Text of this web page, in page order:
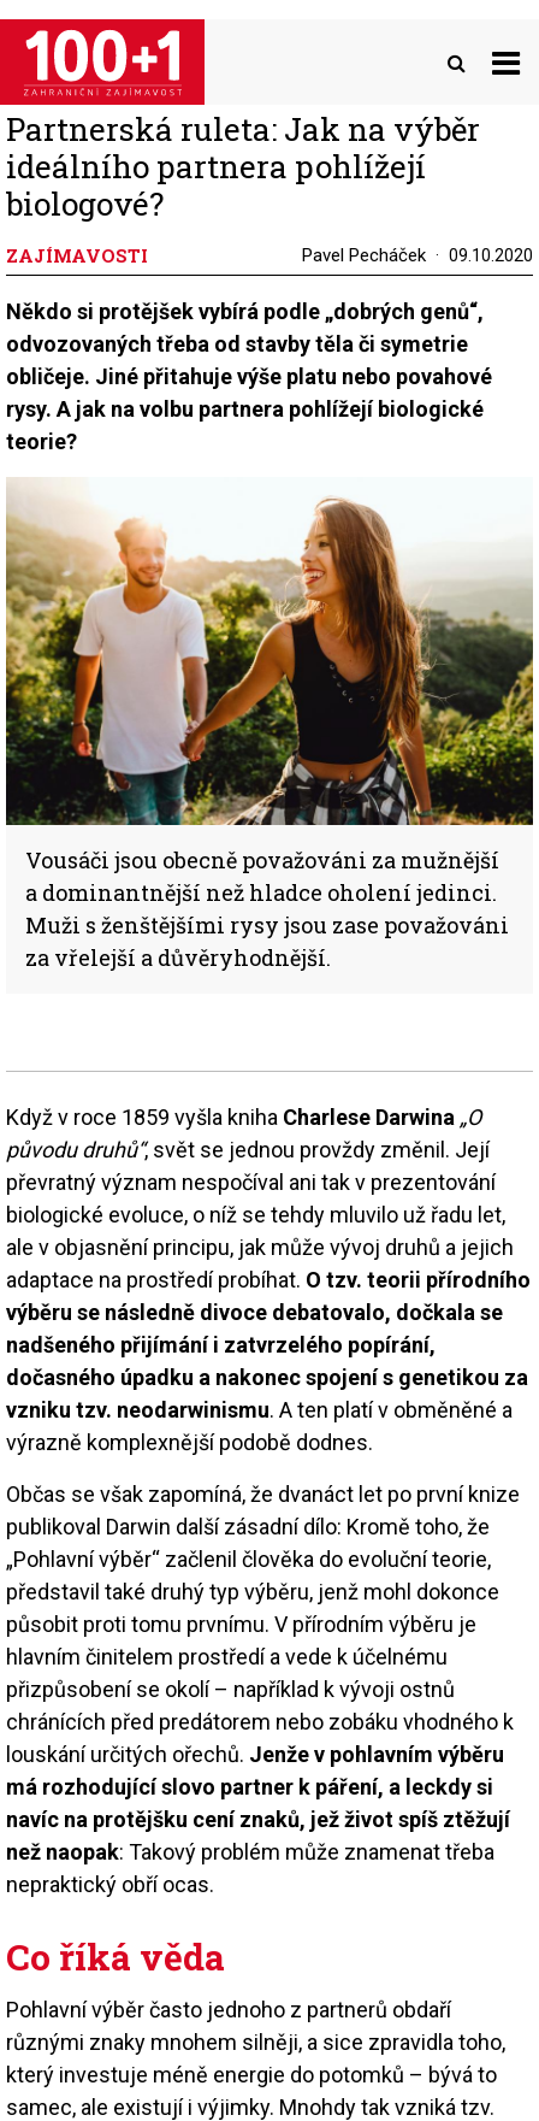
Přejít
hlavnímu
obsahu
Partnerská ruleta: Jak na výběr
ideálního partnera pohlížejí
biologové?
ZAJÍMAVOSTI Pavel Pecháček 09.10.2020
Někdo si protějšek vybírá podle „dobrých genů“,
odvozovaných třeba od stavby těla či symetrie
obličeje. Jiné přitahuje výše platu nebo povahové
rysy. A jak na volbu partnera pohlížejí biologické
teorie?
Vousáči jsou obecně považováni za mužnější
a dominantnější než hladce oholení jedinci.
Muži s ženštějšími rysy jsou zase považováni
za vřelejší a důvěryhodnější.
Když v roce 1859 vyšla kniha Charlese Darwina „O
původu druhů“, svět se jednou provždy změnil. Její
převratný význam nespočíval ani tak v prezentování
biologické evoluce, o níž se tehdy mluvilo už řadu let,
ale v objasnění principu, jak může vývoj druhů a jejich
adaptace na prostředí probíhat. O tzv. teorii přírodního
výběru se následně divoce debatovalo, dočkala se
nadšeného přijímání i zatvrzelého popírání,
dočasného úpadku a nakonec spojení s genetikou za
vzniku tzv. neodarwinismu. A ten platí v obměněné a
výrazně komplexnější podobě dodnes.
Občas se však zapomíná, že dvanáct let po první knize
publikoval Darwin další zásadní dílo: Kromě toho, že
„Pohlavní výběr“ začlenil člověka do evoluční teorie,
představil také druhý typ výběru, jenž mohl dokonce
působit proti tomu prvnímu. V přírodním výběru je
hlavním činitelem prostředí a vede k účelnému
přizpůsobení se okolí – například k vývoji ostnů
chránících před predátorem nebo zobáku vhodného k
louskání určitých ořechů. Jenže v pohlavním výběru
má rozhodující slovo partner k páření, a leckdy si
navíc na protějšku cení znaků, jež život spíš ztěžují
než naopak: Takový problém může znamenat třeba
nepraktický obří ocas.
Co říká věda
Pohlavní výběr často jednoho z partnerů obdaří
různými znaky mnohem silněji, a sice zpravidla toho,
který investuje méně energie do potomků – bývá to
samec, ale existují i výjimky. Mnohdy tak vzniká tzv.